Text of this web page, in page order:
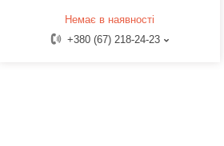
Немає в наявності
+380 (67) 218-24-23